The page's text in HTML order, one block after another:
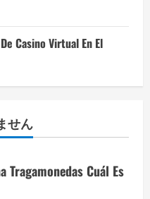
Casino Virtual En El
せん
Tragamonedas Cuál Es